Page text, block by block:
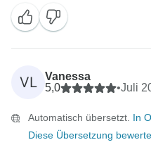
dürfen! Alles Gute, Travel
VL
Vanessa
5,0
•Juli
Automatisch übersetzt. In
Diese Übersetzung